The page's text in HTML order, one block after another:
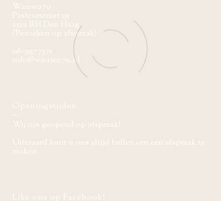
Wauw070
Pasteurstraat 151
2522 RH Den Haag
(Bezoeken op afspraak)
06-51577371
info@wauw070.nl
Openingstijden
Wij zijn geopend op afspraak!
Uiteraard kunt u ons altijd bellen om een afspraak te
maken.
Like ons op Facebook!